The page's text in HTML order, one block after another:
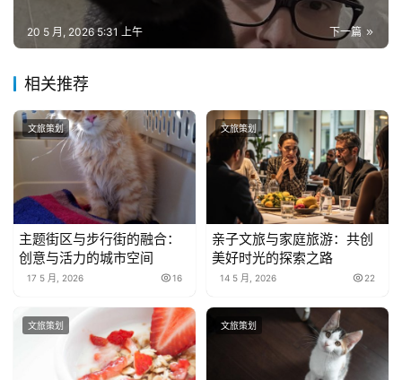
下一篇
20 5 月, 2026 5:31 上午
相关推荐
文旅策划
主题街区与步行街的融合：
创意与活力的城市空间
17 5 月, 2026 16
文旅策划
亲子文旅与家庭旅游：共创
美好时光的探索之路
14 5 月, 2026 22
文旅策划 文旅策划